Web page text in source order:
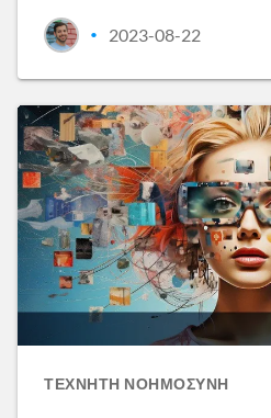
• 2023-08-22
ΤΕΧΝΗΤΉ ΝΟΗΜΟΣΎΝΗ